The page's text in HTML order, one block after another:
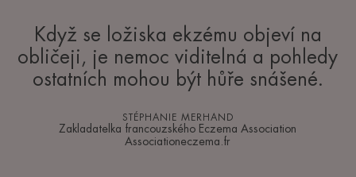
Když se ložiska ekzému objeví na
obličeji, je nemoc viditelná a pohledy
ostatních mohou být hůře snášené.
STÉPHANIE MERHAND
Zakladatelka francouzského Eczema Association
Associationeczema.fr